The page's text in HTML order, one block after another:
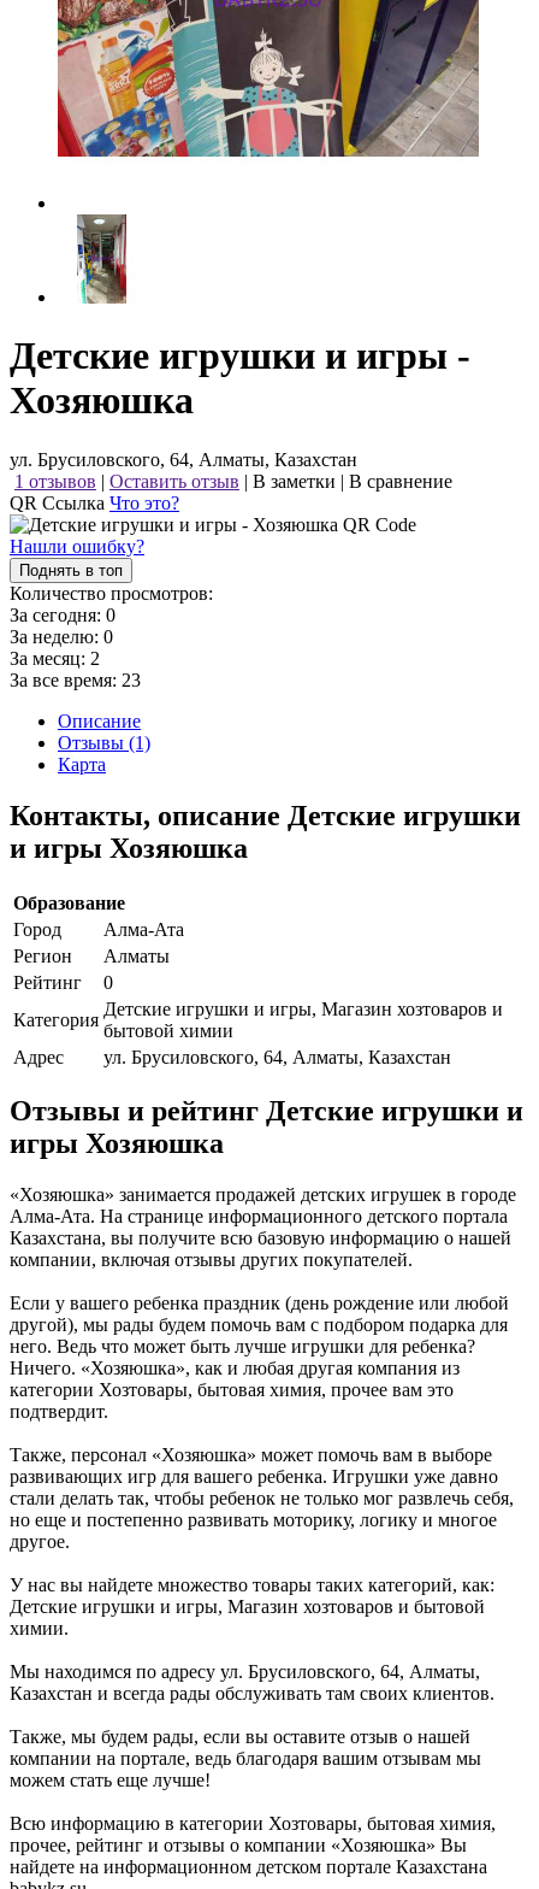
Детские игрушки и игры -
Хозяюшка
ул. Брусиловского, 64, Алматы, Казахстан
1 отзывов | Оставить отзыв | В заметки | В сравнение
QR Ссылка Что это?
Нашли ошибку?
Поднять в топ
Количество просмотров:
За сегодня: 0
За неделю: 0
За месяц: 2
За все время: 23
Описание
Отзывы (1)
Карта
Контакты, описание Детские игрушки
и игры Хозяюшка
Образование
Город
Алма-Ата
Регион
Алматы
Рейтинг
0
Категория
Детские игрушки и игры, Магазин хозтоваров и
бытовой химии
Адрес
ул. Брусиловского, 64, Алматы, Казахстан
Отзывы и рейтинг Детские игрушки и
игры Хозяюшка
«Хозяюшка» занимается продажей детских игрушек в городе
Алма-Ата. На странице информационного детского портала
Казахстана, вы получите всю базовую информацию о нашей
компании, включая отзывы других покупателей.
Если у вашего ребенка праздник (день рождение или любой
другой), мы рады будем помочь вам с подбором подарка для
него. Ведь что может быть лучше игрушки для ребенка?
Ничего. «Хозяюшка», как и любая другая компания из
категории Хозтовары, бытовая химия, прочее вам это
подтвердит.
Также, персонал «Хозяюшка» может помочь вам в выборе
развивающих игр для вашего ребенка. Игрушки уже давно
стали делать так, чтобы ребенок не только мог развлечь себя,
но еще и постепенно развивать моторику, логику и многое
другое.
У нас вы найдете множество товары таких категорий, как:
Детские игрушки и игры, Магазин хозтоваров и бытовой
химии.
Мы находимся по адресу ул. Брусиловского, 64, Алматы,
Казахстан и всегда рады обслуживать там своих клиентов.
Также, мы будем рады, если вы оставите отзыв о нашей
компании на портале, ведь благодаря вашим отзывам мы
можем стать еще лучше!
Всю информацию в категории Хозтовары, бытовая химия,
прочее, рейтинг и отзывы о компании «Хозяюшка» Вы
найдете на информационном детском портале Казахстана